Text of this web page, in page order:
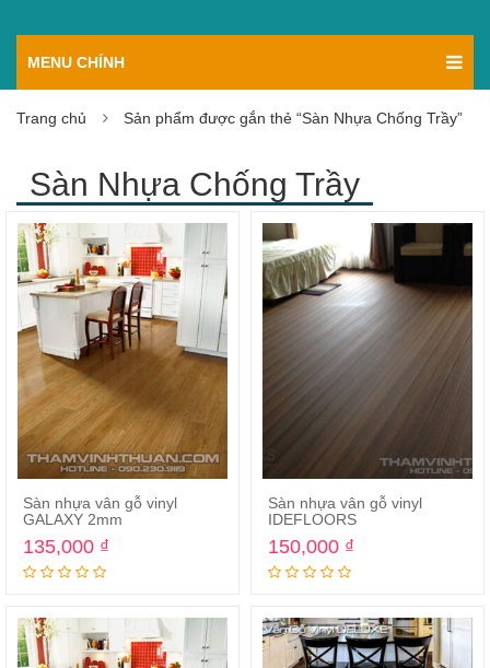
MENU CHÍNH
Trang chủ Sản phẩm được gắn thẻ “Sàn Nhựa Chống Trầy”
Sàn Nhựa Chống Trầy
Sàn nhựa vân gỗ vinyl
GALAXY 2mm
135,000 ₫
Sàn nhựa vân gỗ vinyl
IDEFLOORS
150,000 ₫